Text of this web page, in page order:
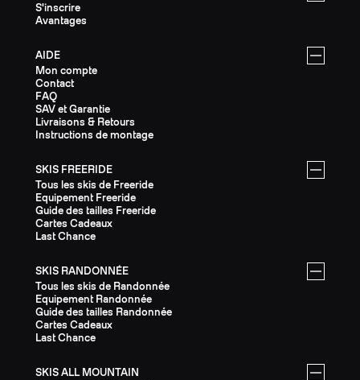
S'inscrire
Avantages
AIDE
Mon compte
Contact
FAQ
SAV et Garantie
Livraisons & Retours
Instructions de montage
SKIS FREERIDE
Tous les skis de Freeride
Equipement Freeride
Guide des tailles Freeride
Cartes Cadeaux
Last Chance
SKIS RANDONNÉE
Tous les skis de Randonnée
Equipement Randonnée
Guide des tailles Randonnée
Cartes Cadeaux
Last Chance
SKIS ALL MOUNTAIN